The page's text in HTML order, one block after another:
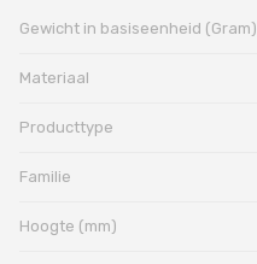
Gewicht in basiseenheid (Gram)
Materiaal
Producttype
Familie
Hoogte (mm)